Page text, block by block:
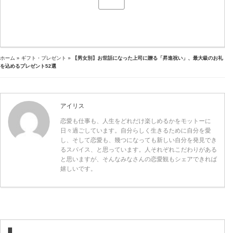
ホーム » ギフト・プレゼント »
【男女別】お世話になった上司に贈る「昇進祝い」、最大級のお礼
を込めるプレゼント52選
アイリス
恋愛も仕事も、人生をどれだけ楽しめるかをモットーに
日々過ごしています。自分らしく生きるために自分を愛
し、そして恋愛も、幾つになっても新しい自分を発見でき
るスパイス、と思っています。人それぞれこだわりがある
と思いますが、そんなみなさんの恋愛観もシェアできれば
嬉しいです。